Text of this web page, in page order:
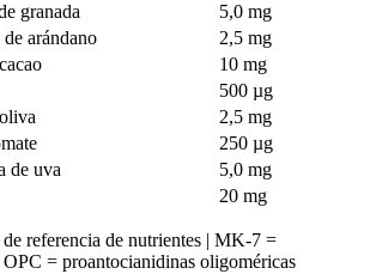
granada
5,0 mg
arándano
2,5 mg
10 mg
500 µg
2,5 mg
250 µg
de uva
5,0 mg
20 mg
referencia de nutrientes | MK-7 =
= proantocianidinas oligoméricas